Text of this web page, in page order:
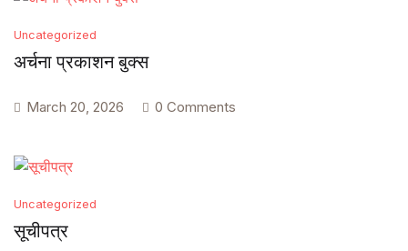
Uncategorized
अर्चना प्रकाशन बुक्स
March 20, 2026 0 Comments
Uncategorized
सूचीपत्र